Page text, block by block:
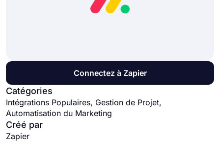
Connectez à Zapier
Catégories
Intégrations Populaires, Gestion de Projet,
Automatisation du Marketing
Créé par
Zapier